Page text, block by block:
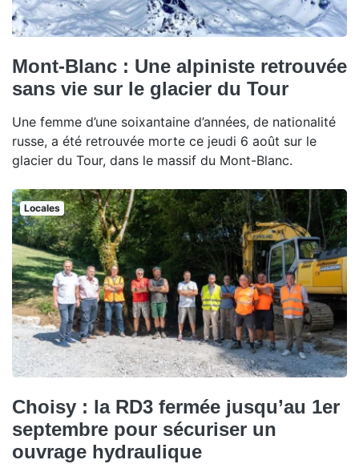
Mont-Blanc : Une alpiniste retrouvée
sans vie sur le glacier du Tour
Une femme d’une soixantaine d’années, de nationalité
russe, a été retrouvée morte ce jeudi 6 août sur le
glacier du Tour, dans le massif du Mont-Blanc.
Locales
Choisy : la RD3 fermée jusqu’au 1er
septembre pour sécuriser un
ouvrage hydraulique